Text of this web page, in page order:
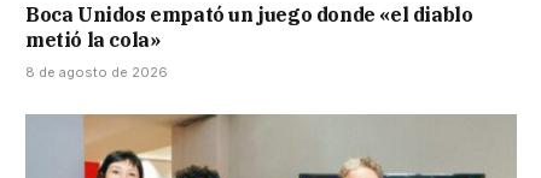
Boca Unidos empató un juego donde «el diablo
metió la cola»
8 de agosto de 2026